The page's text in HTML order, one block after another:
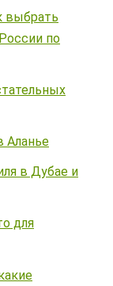
выбрать
по
Аланье
в Дубае и
для